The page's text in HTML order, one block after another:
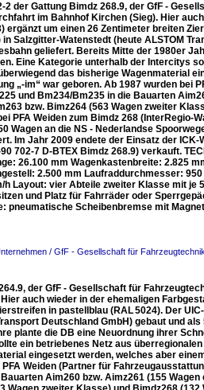
der Gattung Bimdz 268.9, der GfF -
im Bahnhof Kirchen (Sieg). Hier
ergänzt um einen 26 Zentimeter breiten
Salzgitter-Watenstedt (heute ALSTOM
geliefert. Bereits Mitte der 1980er
Eine Kategorie unterhalb der Intercitys
das bisherige Wagenmaterial
„-im“ war geboren. Ab 1987 wurden bei
und Bm234/Bm235 in die Bauarten
bzw. Bimz264 (563 Wagen zweiter
PFA Weiden zum Bimdz 268 (InterRegio-
an die NS - Nederlandse
Im Jahr 2009 endete der Einsatz der ICK-
702-7 D-BTEX Bimdz 268.9) verkauft.
26.100 mm Wagenkastenbreite: 2.825
2.500 mm Laufraddurchmesser: 950
Layout: vier Abteile zweiter Klasse mit je
und Platz für Fahrräder oder
pneumatische Scheibenbremse mit
/ GfF - Gesellschaft für
der GfF - Gesellschaft für
auch wieder in der ehemaligen
in pastellblau (RAL 5024). Der
Deutschland GmbH) gebaut und als
plante die DB eine Neuordnung ihrer
ein betriebenes Netz aus überregionalen
eingesetzt werden, welches aber
Weiden (Partner für
Aim260 bzw. Aimz261 (155